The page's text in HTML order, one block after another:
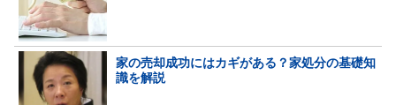
家の売却成功にはカギがある？家処分の基礎知
識を解説